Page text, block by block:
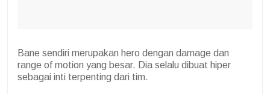
Bane sendiri merupakan hero dengan damage dan
range of motion yang besar. Dia selalu dibuat hiper
sebagai inti terpenting dari tim.